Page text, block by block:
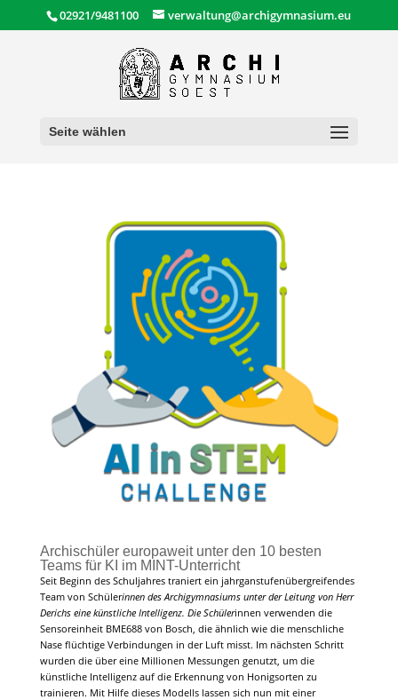
02921/9481100 verwaltung@archigymnasium.eu
Seite wählen
Archischüler europaweit unter den 10 besten
Teams für KI im MINT-Unterricht
Seit Beginn des Schuljahres traniert ein jahrganstufenübergreifendes
Team von Schülerinnen des Archigymnasiums unter der Leitung von Herr
Derichs eine künstliche Intelligenz. Die Schülerinnen verwenden die
Sensoreinheit BME688 von Bosch, die ähnlich wie die menschliche
Nase flüchtige Verbindungen in der Luft misst. Im nächsten Schritt
wurden die über eine Millionen Messungen genutzt, um die
künstliche Intelligenz auf die Erkennung von Honigsorten zu
trainieren. Mit Hilfe dieses Modells lassen sich nun mit einer